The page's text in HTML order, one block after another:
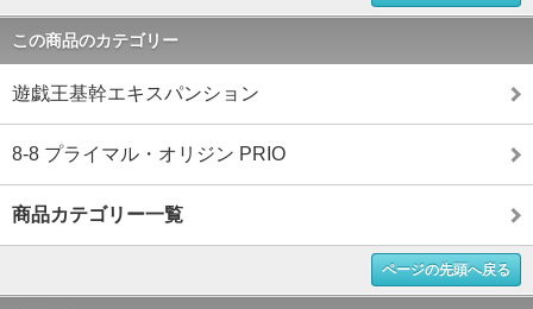
この商品のカテゴリー
遊戯王基幹エキスパンション
8-8 プライマル・オリジン PRIO
商品カテゴリー一覧
ページの先頭へ戻る